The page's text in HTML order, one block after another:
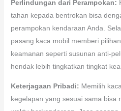
Perlindungan dari Perampokan:
tahan kepada bentrokan bisa
perampokan kendaraan Anda.
pasang kaca mobil memberi
keamanan seperti susunan anti-
hendak lebih tingkatkan tingkat
Keterjagaan Pribadi: Memilih
kegelapan yang sesuai sama bisa